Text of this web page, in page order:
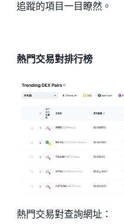
追蹤的項目一目瞭然。
熱門交易對排行榜
熱門交易對查詢網址：